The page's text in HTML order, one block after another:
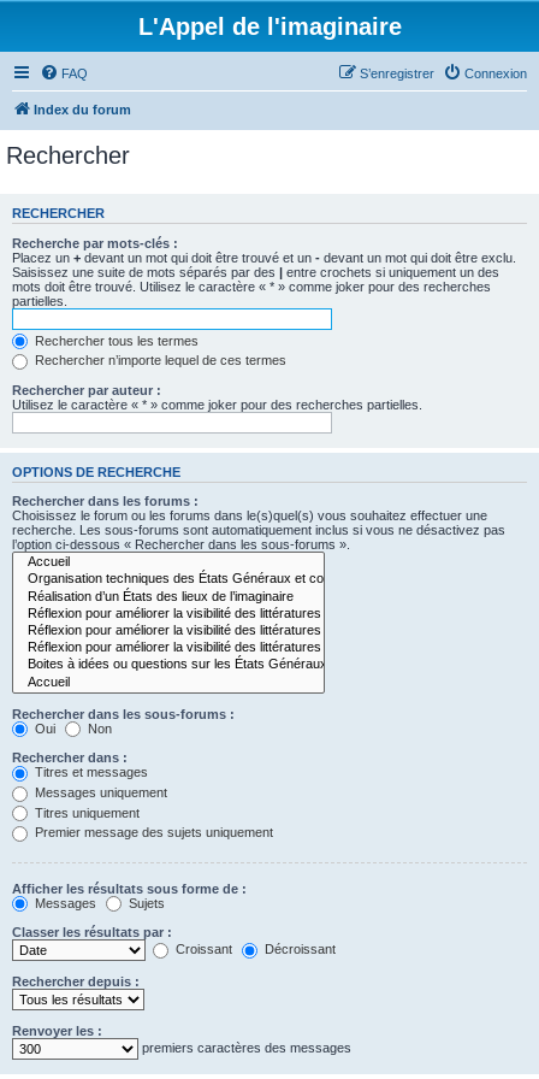
L'Appel de l'imaginaire
FAQ Connexion
S’enregistrer
Index du forum
Rechercher
RECHERCHER
Recherche par mots-clés :
Placez un + devant un mot qui doit être trouvé et un - devant un mot qui doit être exclu.
Saisissez une suite de mots séparés par des | entre crochets si uniquement un des
mots doit être trouvé. Utilisez le caractère « * » comme joker pour des recherches
partielles.
Rechercher tous les termes
Rechercher n’importe lequel de ces termes
Rechercher par auteur :
Utilisez le caractère « * » comme joker pour des recherches partielles.
OPTIONS DE RECHERCHE
Rechercher dans les forums :
Choisissez le forum ou les forums dans le(s)quel(s) vous souhaitez effectuer une
recherche. Les sous-forums sont automatiquement inclus si vous ne désactivez pas
l’option ci-dessous « Rechercher dans les sous-forums ».
Rechercher dans les sous-forums :
Oui
Non
Rechercher dans :
Titres et messages
Messages uniquement
Titres uniquement
Premier message des sujets uniquement
Afficher les résultats sous forme de :
Messages
Sujets
Classer les résultats par :
Croissant
Décroissant
Rechercher depuis :
Renvoyer les :
premiers caractères des messages